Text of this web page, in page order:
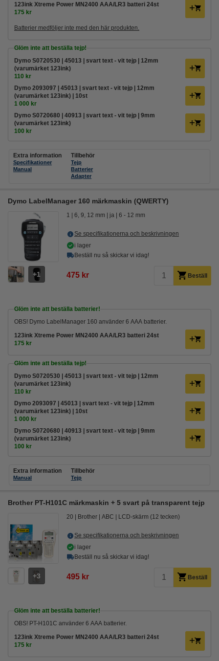
123ink Xtreme Power MN2400 AAA/LR3 batteri 24st
175 kr
Batterier medföljer inte med den här produkten.
Glöm inte att beställa tejp!
Dymo S0720530 | 45013 | svart text - vit tejp | 12mm
(varumärket 123ink)
110 kr
Dymo 2093097 | 45013 | svart text - vit tejp | 12mm
(varumärket 123ink) | 10st
1 000 kr
Dymo S0720680 | 40913 | svart text - vit tejp | 9mm
(varumärket 123ink)
100 kr
Extra information
Specifikationer
Manual
Tillbehör
Tejp
Batterier
Adapter
Dymo LabelManager 160 märkmaskin (QWERTY)
1
1 6, 9, 12 mm ja 6 - 12 mm
Se specifikationerna och beskrivningen
i lager
Beställ nu så skickar vi idag!
475 kr Beställ
Glöm inte att beställa batterier!
OBS! Dymo LabelManager 160 använder 6 AAA batterier.
123ink Xtreme Power MN2400 AAA/LR3 batteri 24st
175 kr
Glöm inte att beställa tejp!
Dymo S0720530 | 45013 | svart text - vit tejp | 12mm
(varumärket 123ink)
110 kr
Dymo 2093097 | 45013 | svart text - vit tejp | 12mm
(varumärket 123ink) | 10st
1 000 kr
Dymo S0720680 | 40913 | svart text - vit tejp | 9mm
(varumärket 123ink)
100 kr
Extra information
Manual
Tillbehör
Tejp
Brother PT-H101C märkmaskin + 5 svart på transparent tejp
3
20 Brother ABC LCD-skärm (12 tecken)
Se specifikationerna och beskrivningen
i lager
Beställ nu så skickar vi idag!
495 kr Beställ
Glöm inte att beställa batterier!
OBS! PT-H101C använder 6 AAA batterier.
123ink Xtreme Power MN2400 AAA/LR3 batteri 24st
175 kr